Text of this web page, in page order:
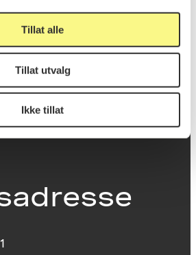
Tillat alle
Tillat utvalg
Ikke tillat